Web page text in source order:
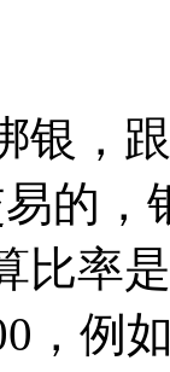
银，
的，
比率
，例